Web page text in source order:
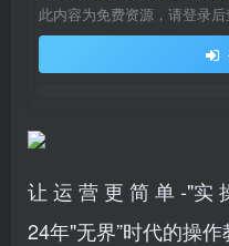
此内容为免费资源，请登录
让 运 营 更 简 单 -"实
24年"无界”时代的操作